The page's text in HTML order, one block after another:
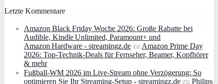
Letzte Kommentare
Amazon Black Friday Woche 2026: Große Rabatte bei
Audible, Kindle Unlimited, Paramount+ und
Amazon Hardware - streamingz.de zu Amazon Prime Day
2026: Top-Technik-Deals für Fernseher, Beamer, Kopfhörer
& mehr
Fußball-WM 2026 im Live-Stream ohne Verzögerung: So
optimieren Sie Ihr Streaming-Setup - streamingz.de zu Philips